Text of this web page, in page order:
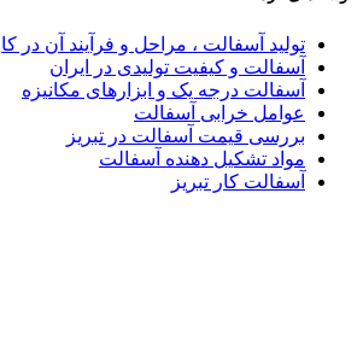
تولید آسفالت ، مراحل و فرآیند آن در
آسفالت و کیفیت تولیدی در ایران
آسفالت درجه یک و ابزارهای مکانیزه
عوامل خرابی آسفالت
بررسی قیمت آسفالت در تبریز
مواد تشکیل دهنده آسفالت
آسفالت کار تبریز